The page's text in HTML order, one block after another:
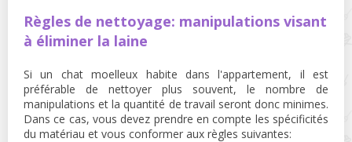
Règles de nettoyage: manipulations visant
à éliminer la laine
Si un chat moelleux habite dans l'appartement, il est
préférable de nettoyer plus souvent, le nombre de
manipulations et la quantité de travail seront donc minimes.
Dans ce cas, vous devez prendre en compte les spécificités
du matériau et vous conformer aux règles suivantes: